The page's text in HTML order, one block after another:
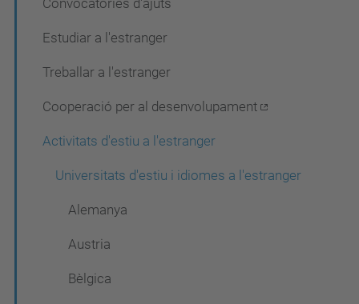
Convocatòries d'ajuts
Estudiar a l'estranger
Treballar a l'estranger
Cooperació per al desenvolupament
Activitats d'estiu a l'estranger
Universitats d'estiu i idiomes a l'estranger
Alemanya
Austria
Bèlgica